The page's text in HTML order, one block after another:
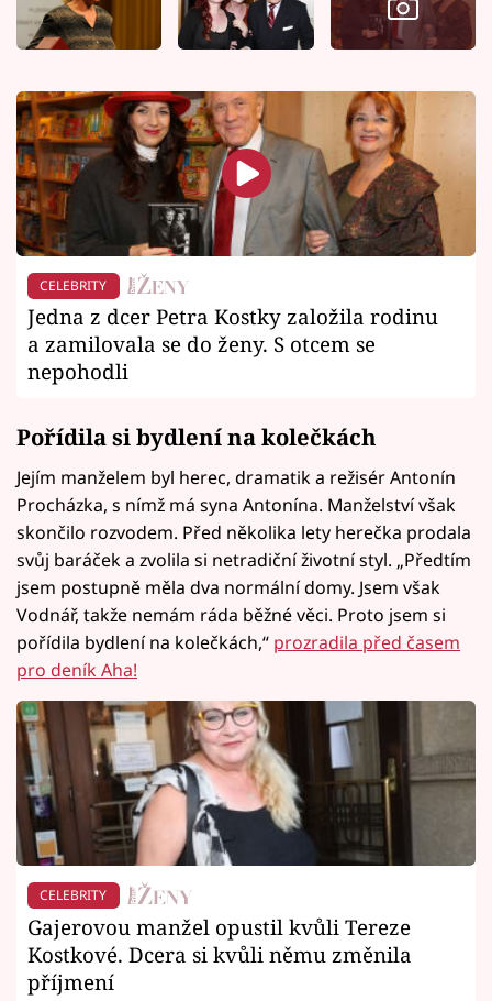
CELEBRITY
Jedna z dcer Petra Kostky založila rodinu
a zamilovala se do ženy. S otcem se
nepohodli
Pořídila si bydlení na kolečkách
Jejím manželem byl herec, dramatik a režisér Antonín
Procházka, s nímž má syna Antonína. Manželství však
skončilo rozvodem. Před několika lety herečka prodala
svůj baráček a zvolila si netradiční životní styl. „Předtím
jsem postupně měla dva normální domy. Jsem však
Vodnář, takže nemám ráda běžné věci. Proto jsem si
pořídila bydlení na kolečkách,“ prozradila před časem
pro deník Aha!
CELEBRITY
Gajerovou manžel opustil kvůli Tereze
Kostkové. Dcera si kvůli němu změnila
příjmení